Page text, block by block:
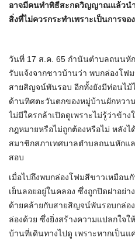
อาจมีคนทำพิธีสะกดวิญญาณแล้วนำ
สิ่งที่ไม่ควรกระทำเพราะเป็นการจอ
วันที่ 17 ส.ค. 65 กำนันตำบลถนนหั
รับแจ้งจากชาวบ้านว่า พบกล่องโ
สายสิญจน์พันรอบ อีกทั้งยังมีท่อนไม้
ด้านทิศตะวันตกของหมู่บ้านผักหว
ไม่มีใครกล้าเปิดดูเพราะไม่รู้ว่าข้า
กฎหมายหรือไม่ถูกต้องหรือไม่ หลัง
สมาชิกสภาเทศบาลตำบลถนนหักแ
สอบ
เมื่อไปถึงพบกล่องโฟมสีขาวเหมือน
เย็นลอยอยู่ในคลอง ซึ่งถูกปิดฝาอย่
ด้ายคล้ายกับสายสิญจน์พันรอบกล่อ
ล่องด้วย ซึ่งยิ่งสร้างความแปลกใจ
บ้านที่เดินทางไปดู เพราะหากเป็น